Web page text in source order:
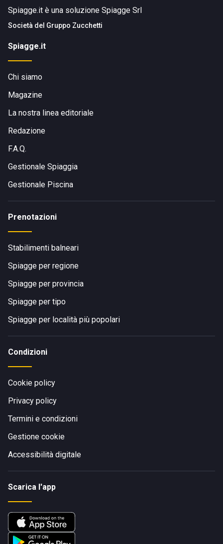
Spiagge.it è una soluzione Spiagge Srl
Società del Gruppo Zucchetti
Spiagge.it
Chi siamo
Magazine
La nostra linea editoriale
Redazione
F.A.Q.
Gestionale Spiaggia
Gestionale Piscina
Prenotazioni
Stabilimenti balneari
Spiagge per regione
Spiagge per provincia
Spiagge per tipo
Spiagge per località più popolari
Condizioni
Cookie policy
Privacy policy
Termini e condizioni
Gestione cookie
Accessibilità digitale
Scarica l'app